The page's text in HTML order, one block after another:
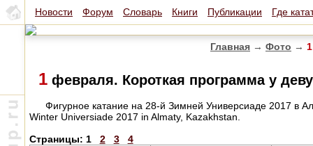
Новости Форум Словарь Книги Публикации Где
Главная → Фото →
1февраля. Короткая программа у
Фигурное катание на 28-й Зимней Универсиаде 2017 в
Winter Universiade 2017 in Almaty, Kazakhstan.
Страницы: 1 2 3 4